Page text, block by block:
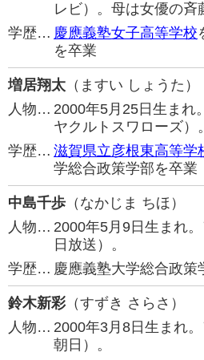
レビ）。母は女優の斉
学歴… 慶應義塾女子高等学校
を卒業
増居翔太 （ますい しょうた）
人物… 2000年5月25日生まれ
ヤクルトスワローズ）。
学歴… 滋賀県立彦根東高等学
学総合政策学部を卒業
中島千歩 （なかじま ちほ）
人物… 2000年5月9日生まれ
日放送）。
学歴… 慶應義塾大学総合政策
鈴木新彩（すずき さらさ）
人物… 2000年3月8日生まれ
朝日）。